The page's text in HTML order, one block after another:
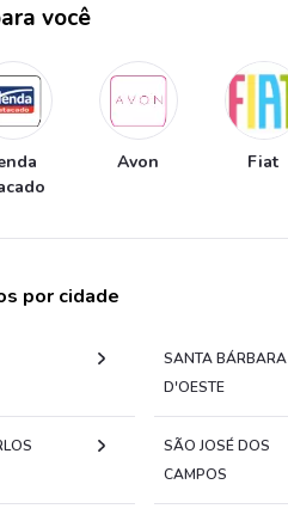
você
Avon Fiat
por cidade
SANTA BÁRBARA
D'OESTE
SÃO JOSÉ DOS
CAMPOS